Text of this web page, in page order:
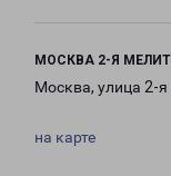
МОСКВА 2-Я
Москва, улица 2-
на карте